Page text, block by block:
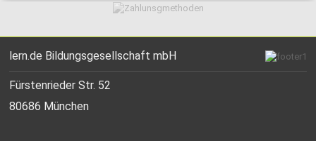
lern.de Bildungsgesellschaft mbH
Fürstenrieder Str. 52
80686 München